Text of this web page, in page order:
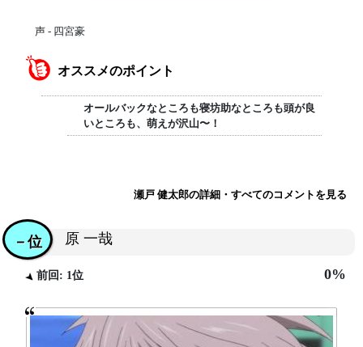
声 - 四宮豪
オススメのポイント
オールバックなところも寝坊助なところも頭が良
いところも、萌えが沢山〜！
瀬戸 健太郎の詳細・すべてのコメントを見る
原 一哉
－位
前回: 1位 0%